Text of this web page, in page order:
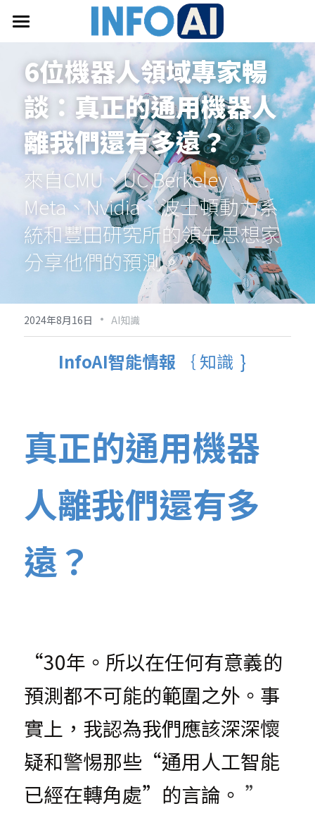
首頁
關於InfoAI
訂閱電子報
最新文章
搜索
email聯絡
6位機器人領域專家暢
談：真正的通用機器人
離我們還有多遠？
來自CMU、UC Berkeley、
Meta、Nvidia、波士頓動力系
統和豐田研究所的領先思想家
分享他們的預測。
2024年8月16日 · AI知識
InfoAI智能情報 ｛ 知識 }
真正的通用機器
人離我們還有多
遠？
“30年。所以在任何有意義的
預測都不可能的範圍之外。事
實上，我認為我們應該深深懷
疑和警惕那些“通用人工智能
已經在轉角處”的言論。 ”